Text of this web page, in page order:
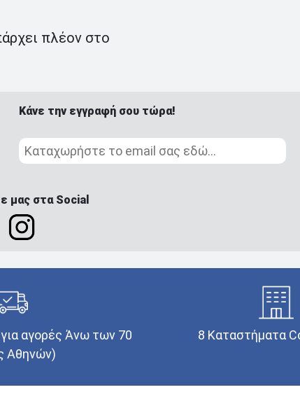
πλέον στο
Κάνε την εγγραφή σου τώρα!
μας στα Social
αγορές Άνω των 70
Αθηνών)
8 Καταστήματα